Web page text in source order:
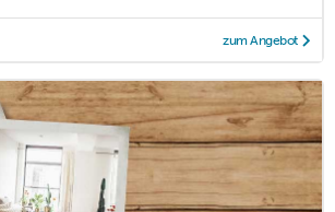
zum Angebot